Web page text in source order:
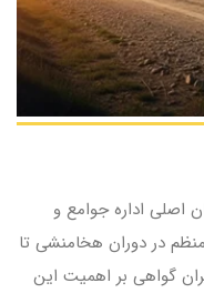
اصلی اداره جوامع و
در دوران هخامنشی تا
گواهی بر اهمیت این